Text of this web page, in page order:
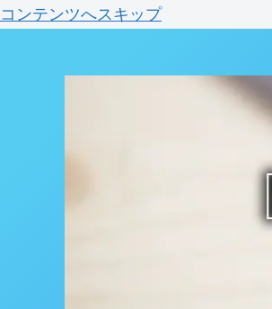
コンテンツへスキップ